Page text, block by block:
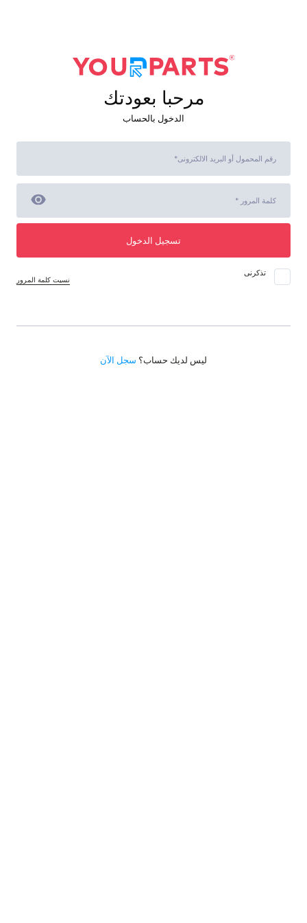
مرحبا بعودتك
الدخول بالحساب
تسجيل الدخول
تذكرنى
نسيت كلمة المرور
ليس لديك حساب؟ سجل الآن